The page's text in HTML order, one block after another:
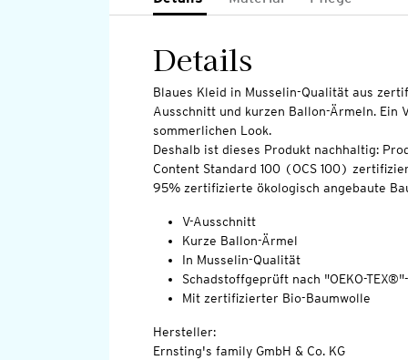
Details
Blaues Kleid in Musselin-Qualität aus
Ausschnitt und kurzen Ballon-Ärmeln. Ein
sommerlichen Look.
Deshalb ist dieses Produkt nachhaltig:
Content Standard 100 (OCS 100)
95% zertifizierte ökologisch angebaute
V-Ausschnitt
Kurze Ballon-Ärmel
In Musselin-Qualität
Schadstoffgeprüft nach "OEKO-
Mit zertifizierter Bio-Baumwolle
Hersteller:
Ernsting's family GmbH & Co. KG